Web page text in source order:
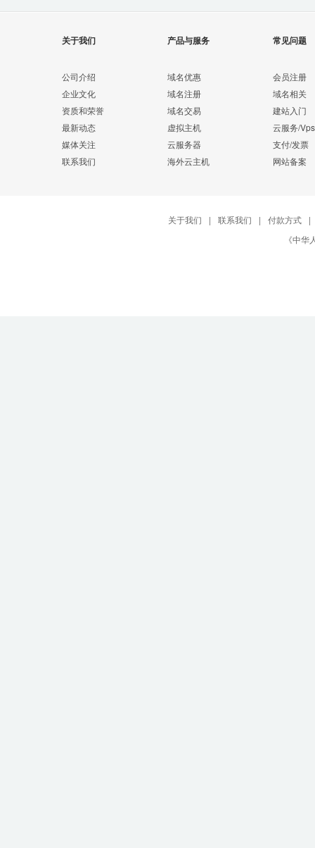
关于我们
公司介绍
企业文化
资质和荣誉
最新动态
媒体关注
联系我们
产品与服务
域名优惠
域名注册
域名交易
虚拟主机
云服务器
海外云主机
常见问题
会员注册
域名相关
建站入门
云服务/Vps
支付/发票
网站备案
关于我们 | 联系我们 | 付款方式
|
《中